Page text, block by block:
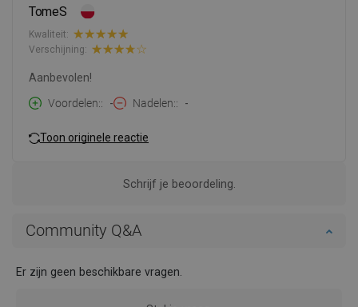
TomeS
Kwaliteit:
Verschijning:
Aanbevolen!
Voordelen:
- Nadelen: -
Toon originele reactie
Schrijf je beoordeling.
Community Q&A
Er zijn geen beschikbare vragen.